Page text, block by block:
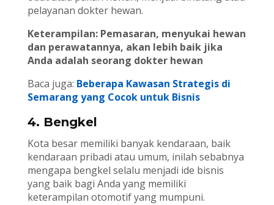
pelayanan dokter hewan.
Keterampilan: Pemasaran, menyukai hewan
dan perawatannya, akan lebih baik jika
Anda adalah seorang dokter hewan
Baca juga: Beberapa Kawasan Strategis di
Semarang yang Cocok untuk Bisnis
4. Bengkel
Kota besar memiliki banyak kendaraan, baik
kendaraan pribadi atau umum, inilah sebabnya
mengapa bengkel selalu menjadi ide bisnis
yang baik bagi Anda yang memiliki
keterampilan otomotif yang mumpuni.